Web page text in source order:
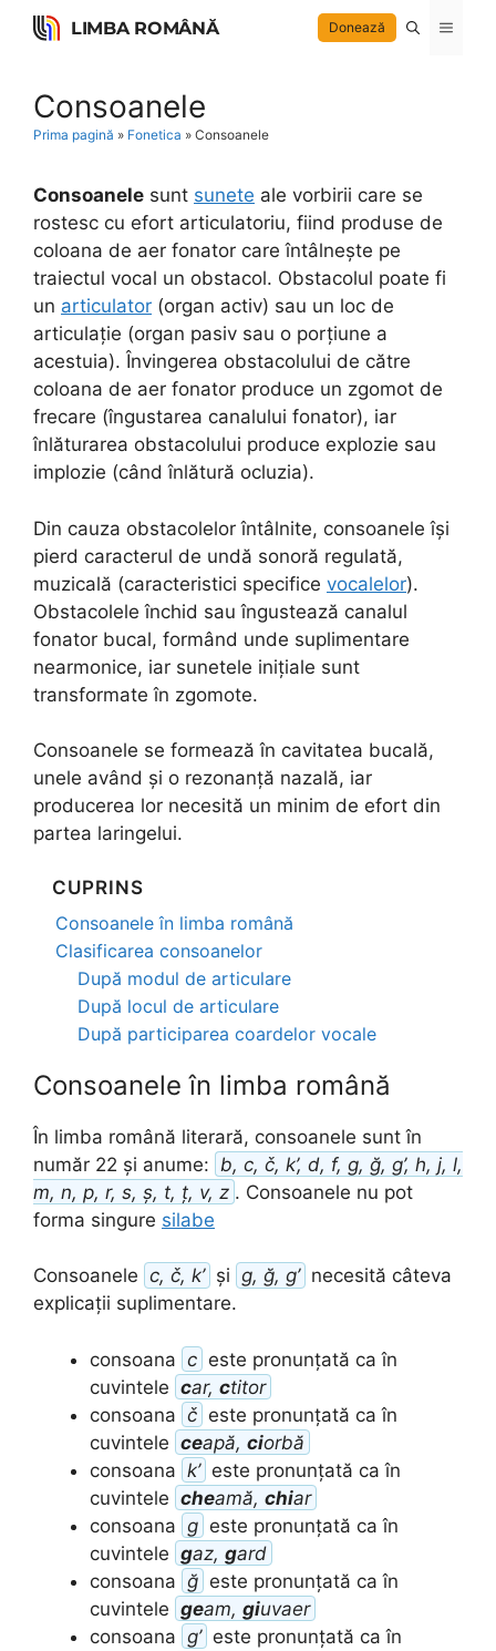
Skip
LIMBA ROMÂNĂ Donează Menu
Consoanele
Prima pagină » Fonetica » Consoanele
Consoanele sunt sunete ale vorbirii care se
rostesc cu efort articulatoriu, fiind produse de
coloana de aer fonator care întâlnește pe
traiectul vocal un obstacol. Obstacolul poate fi
un articulator (organ activ) sau un loc de
articulație (organ pasiv sau o porțiune a
acestuia). Învingerea obstacolului de către
coloana de aer fonator produce un zgomot de
frecare (îngustarea canalului fonator), iar
înlăturarea obstacolului produce explozie sau
implozie (când înlătură ocluzia).
Din cauza obstacolelor întâlnite, consoanele își
pierd caracterul de undă sonoră regulată,
muzicală (caracteristici specifice vocalelor).
Obstacolele închid sau îngustează canalul
fonator bucal, formând unde suplimentare
nearmonice, iar sunetele inițiale sunt
transformate în zgomote.
Consoanele se formează în cavitatea bucală,
unele având și o rezonanță nazală, iar
producerea lor necesită un minim de efort din
partea laringelui.
CUPRINS
Consoanele în limba română
Clasificarea consoanelor
După modul de articulare
După locul de articulare
După participarea coardelor vocale
Consoanele în limba română
În limba română literară, consoanele sunt în
număr 22 și anume: b, c, č, k’, d, f, g, ğ, g’, h, j, l,
m, n, p, r, s, ș, t, ț, v, z . Consoanele nu pot
forma singure silabe
Consoanele c, č, k’ și g, ğ, g’ necesită câteva
explicații suplimentare.
consoana c este pronunțată ca în
cuvintele car, ctitor
consoana č este pronunțată ca în
cuvintele ceapă, ciorbă
consoana k’ este pronunțată ca în
cuvintele cheamă, chiar
consoana g este pronunțată ca în
cuvintele gaz, gard
consoana ğ este pronunțată ca în
cuvintele geam, giuvaer
consoana g’ este pronunțată ca în